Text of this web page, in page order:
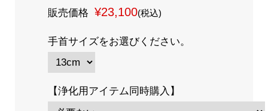
販売価格 ¥23,100(税込)
手首サイズをお選びください。
【浄化用アイテム同時購入】